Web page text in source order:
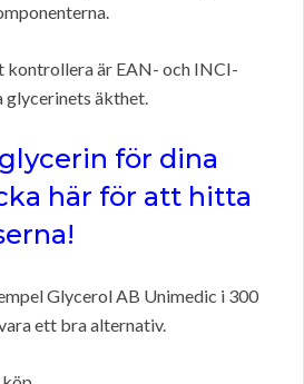
kontrollera är EAN- och INCI-
äkthet.
för dina
här för att hitta
Glycerol AB Unimedic i 300
ett bra alternativ.